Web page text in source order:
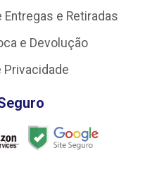
e Retiradas
e Devolução
Privacidade